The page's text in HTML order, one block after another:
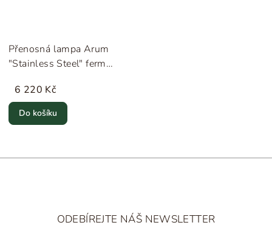
Přenosná lampa Arum
"Stainless Steel" ferm
6 220 Kč
Do košíku
ODEBÍREJTE NÁŠ NEWSLETTER